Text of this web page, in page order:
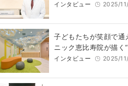
インタビュー 2025/
子どもたちが笑顔で通
ニック恵比寿院が描く
インタビュー 2025/